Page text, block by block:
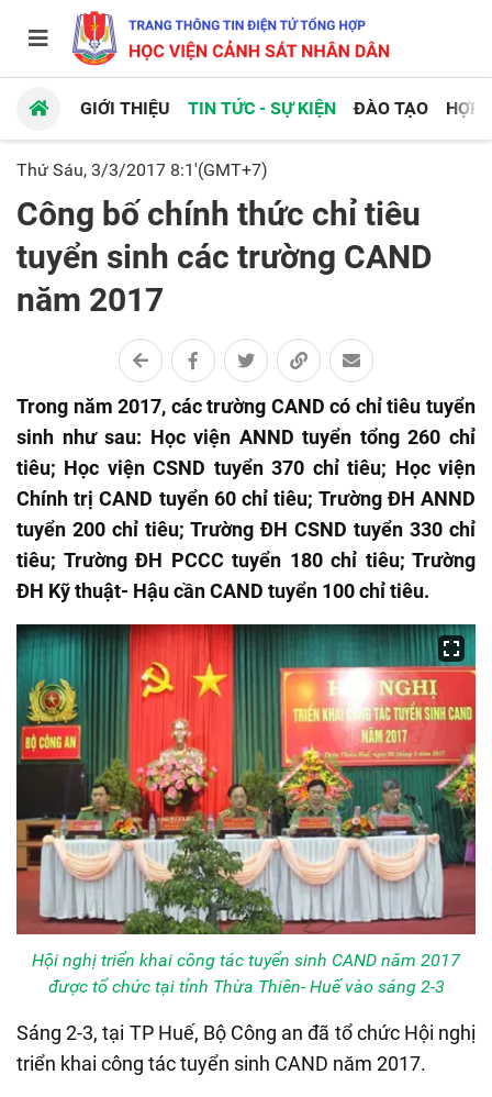
GIỚI THIỆU TIN TỨC - SỰ KIỆN ĐÀO TẠO HỢP
Thứ Sáu, 3/3/2017 8:1'(GMT+7)
Công bố chính thức chỉ tiêu
tuyển sinh các trường CAND
năm 2017
Trong năm 2017, các trường CAND có chỉ tiêu tuyển
sinh như sau: Học viện ANND tuyển tổng 260 chỉ
tiêu; Học viện CSND tuyển 370 chỉ tiêu; Học viện
Chính trị CAND tuyển 60 chỉ tiêu; Trường ĐH ANND
tuyển 200 chỉ tiêu; Trường ĐH CSND tuyển 330 chỉ
tiêu; Trường ĐH PCCC tuyển 180 chỉ tiêu; Trường
ĐH Kỹ thuật- Hậu cần CAND tuyển 100 chỉ tiêu.
Hội nghị triển khai công tác tuyển sinh CAND năm 2017
được tổ chức tại tỉnh Thừa Thiên- Huế vào sáng 2-3
Sáng 2-3, tại TP Huế, Bộ Công an đã tổ chức Hội nghị
triển khai công tác tuyển sinh CAND năm 2017.